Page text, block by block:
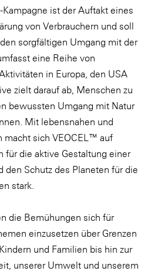
Österreich
Salzburg
Finanzdienstleister
ist der Auftakt eines
von Verbrauchern und soll
sorgfältigen Umgang mit der
eine Reihe von
in Europa, den USA
zielt darauf ab, Menschen zu
bewussten Umgang mit Natur
Mit lebensnahen und
macht sich VEOCEL™ auf
für die aktive Gestaltung einer
den Schutz des Planeten für die
stark.
die Bemühungen sich für
einzusetzen über Grenzen
und Familien bis hin zur
unserer Umwelt und unserem